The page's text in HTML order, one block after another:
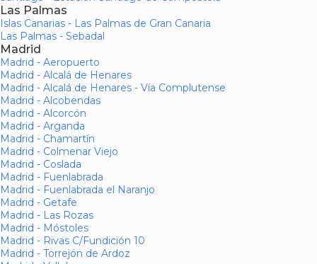
Las Palmas
Islas Canarias - Las Palmas de Gran Canaria
Las Palmas - Sebadal
Madrid
Madrid - Aeropuerto
Madrid - Alcalá de Henares
Madrid - Alcalá de Henares - Vía Complutense
Madrid - Alcobendas
Madrid - Alcorcón
Madrid - Arganda
Madrid - Chamartín
Madrid - Colmenar Viejo
Madrid - Coslada
Madrid - Fuenlabrada
Madrid - Fuenlabrada el Naranjo
Madrid - Getafe
Madrid - Las Rozas
Madrid - Móstoles
Madrid - Rivas C/Fundición 10
Madrid - Torrejón de Ardoz